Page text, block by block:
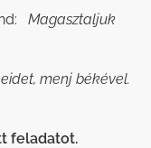
Magasztaljuk
menj békével.
feladatot.